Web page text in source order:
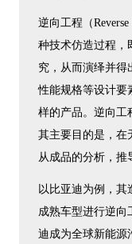
逆向工程（
种技术仿造过程，
究，从而演绎并得
性能规格等设计要
样的产品。逆向工
其主要目的是，在
从成品的分析，推
以比亚迪为例，其
成熟车型进行逆向
迪成为全球新能源